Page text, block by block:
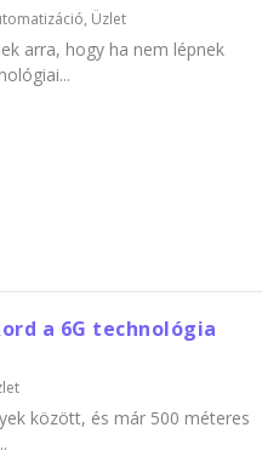
, Üzlet
arra, hogy ha nem lépnek
a 6G technológia
között, és már 500 méteres